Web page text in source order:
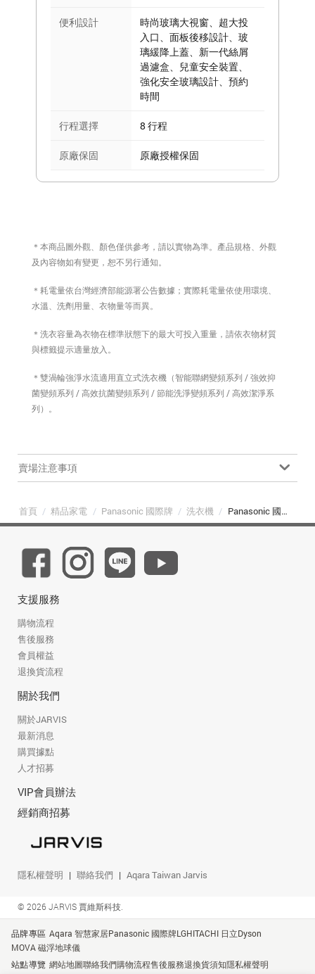
便利設計
時尚玻璃大視窗、超大投
入口、面板後移設計、玻
璃緩降上蓋、新一代絲屑
過濾盒、兒童安全裝置、
強化安全玻璃設計、預約
時間
行程選擇 8 行程
原廠保固 原廠授權保固
＊本商品圖外觀、顏色僅供參考，請以實物為準。產品規格、外觀
及內容物如有變更，恕不另行通知。
＊耗電量依台灣經濟部能源署公告數據；實際耗電量依使用環境、
水溫、洗劑用量、衣物量等而異。
＊洗衣容量為衣物在標準狀態下的最大可投入重量，請依衣物材質
與標籤提示適量放入。
＊雙渦輪強淨水流適用直立式洗衣機（智能聯網變頻系列 / 強效抑
菌變頻系列 / 高效抗菌變頻系列 / 節能洗淨變頻系列 / 高效潔淨系
列）。
賣場注意事項
首頁 / 精品家電 / Panasonic 國際牌 / 洗衣機 / Panasonic 國際牌 NA-V130LBS-S 13kg 強效抑菌變頻直立式洗衣機 不鏽鋼
支援服務
購物流程
售後服務
會員權益
退換貨流程
關於我們
關於JARVIS
最新消息
購買據點
人才招募
VIP會員辦法
經銷商招募
隱私權聲明 聯絡我們 Aqara Taiwan Jarvis
© 2026 JARVIS 賈維斯科技.
品牌專區 Aqara 智慧家居Panasonic 國際牌LGHITACHI 日立Dyson
MOVA 磁浮地球儀
站點導覽 網站地圖聯絡我們購物流程售後服務退換貨須知隱私權聲明